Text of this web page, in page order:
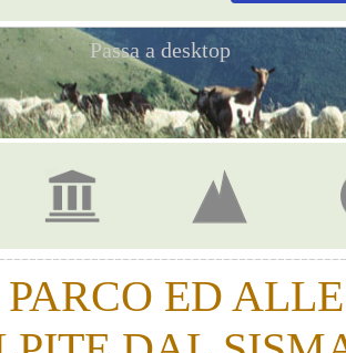
Passa a desktop